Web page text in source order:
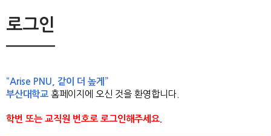
로그인
“Arise PNU, 같이 더 높게”
부산대학교 홈페이지에 오신 것을 환영합니다.
학번 또는 교직원 번호로 로그인해주세요.